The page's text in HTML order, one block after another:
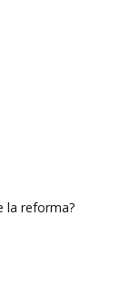
la reforma?